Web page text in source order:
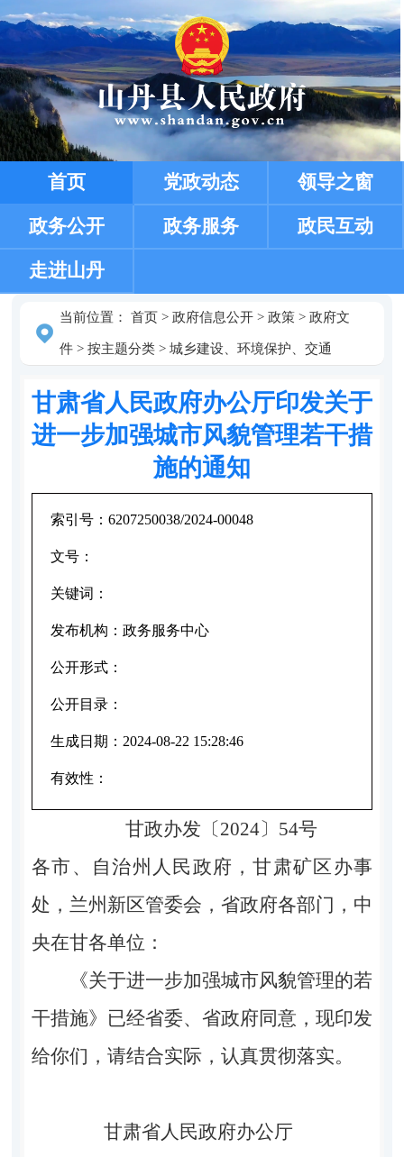
首页 党政动态 领导之窗
政务公开 政务服务 政民互动
走进山丹
当前位置： 首页> 政府信息公开> 政策> 政府文
件> 按主题分类> 城乡建设、环境保护、交通
甘肃省人民政府办公厅印发关于
进一步加强城市风貌管理若干措
施的通知
索引号： 6207250038/2024-00048
文号：
关键词：
发布机构： 政务服务中心
公开形式：
公开目录：
生成日期： 2024-08-22 15:28:46
有效性：
甘政办发〔2024〕54号
各市、自治州人民政府，甘肃矿区办事
处，兰州新区管委会，省政府各部门，中
央在甘各单位：
《关于进一步加强城市风貌管理的若
干措施》已经省委、省政府同意，现印发
给你们，请结合实际，认真贯彻落实。
甘肃省人民政府办公厅